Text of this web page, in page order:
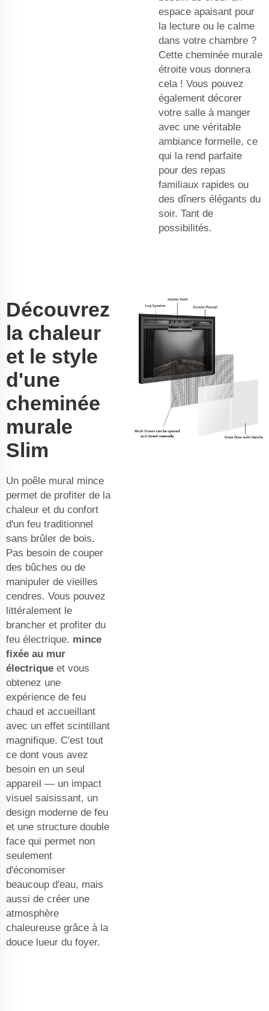
espace apaisant pour
la lecture ou le calme
dans votre chambre ?
Cette cheminée murale
étroite vous donnera
cela ! Vous pouvez
également décorer
votre salle à manger
avec une véritable
ambiance formelle, ce
qui la rend parfaite
pour des repas
familiaux rapides ou
des dîners élégants du
soir. Tant de
possibilités.
Découvrez
la chaleur
et le style
d'une
cheminée
murale
Slim
Un poêle mural mince
permet de profiter de la
chaleur et du confort
d'un feu traditionnel
sans brûler de bois.
Pas besoin de couper
des bûches ou de
manipuler de vieilles
cendres. Vous pouvez
littéralement le
brancher et profiter du
feu électrique. mince
fixée au mur
électrique et vous
obtenez une
expérience de feu
chaud et accueillant
avec un effet scintillant
magnifique. C'est tout
ce dont vous avez
besoin en un seul
appareil — un impact
visuel saisissant, un
design moderne de feu
et une structure double
face qui permet non
seulement
d'économiser
beaucoup d'eau, mais
aussi de créer une
atmosphère
chaleureuse grâce à la
douce lueur du foyer.